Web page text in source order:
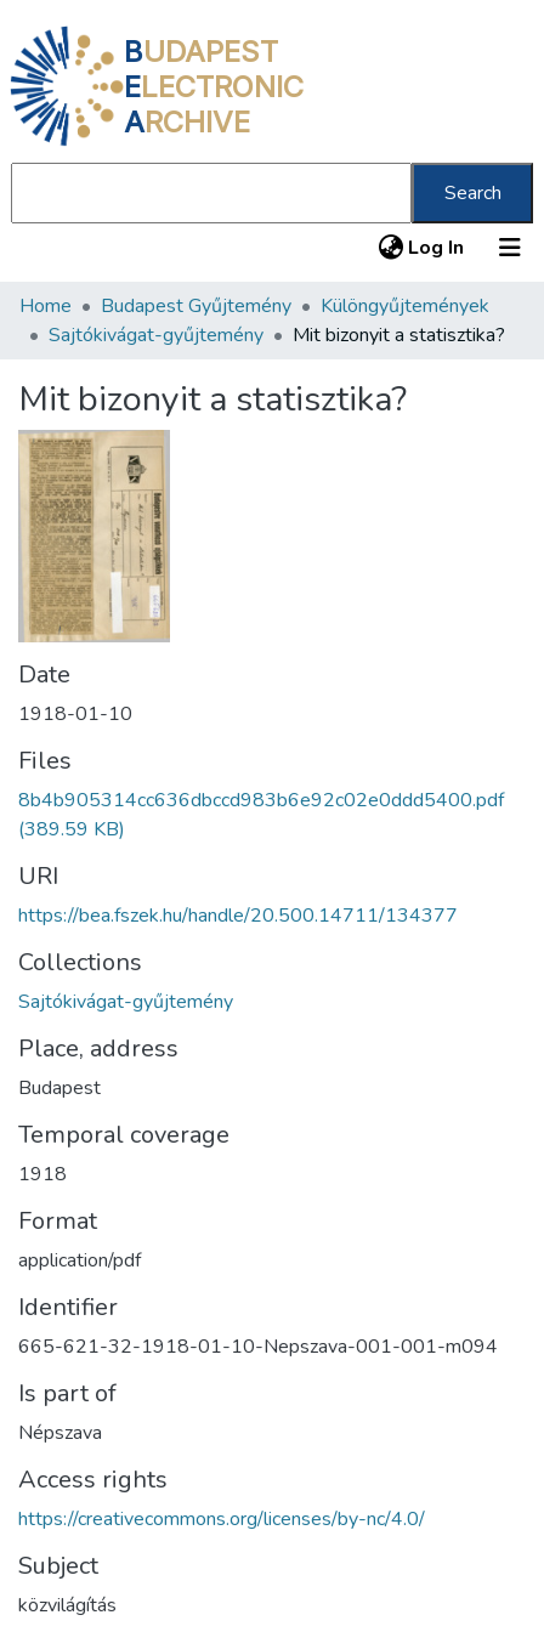
BUDAPEST
ELECTRONIC
ARCHIVE
Search
Log In (current)
Communities & Collections
Statistics
About us
Home Budapest Gyűjtemény
Különgyűjtemények
Sajtókivágat-gyűjtemény
Mit bizonyit a statisztika?
Mit bizonyit a statisztika?
Date
1918-01-10
Files
8b4b905314cc636dbccd983b6e92c02e0ddd5400.pdf
(389.59 KB)
URI
https://bea.fszek.hu/handle/20.500.14711/134377
Collections
Sajtókivágat-gyűjtemény
Place, address
Budapest
Temporal coverage
1918
Format
application/pdf
Identifier
665-621-32-1918-01-10-Nepszava-001-001-m094
Is part of
Népszava
Access rights
https://creativecommons.org/licenses/by-nc/4.0/
Subject
közvilágítás